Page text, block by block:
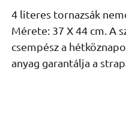
4 literes tornazsák
Mérete: 37 X 44 cm. A
csempész a
anyag garantálja a